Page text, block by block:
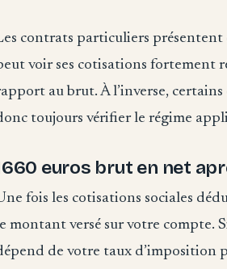
contrats particuliers
voir ses cotisations fortement
au brut. À l’inverse,
toujours vérifier le régime
euros brut en net
fois les cotisations sociales
montant versé sur votre compte.
de votre taux d’imposition